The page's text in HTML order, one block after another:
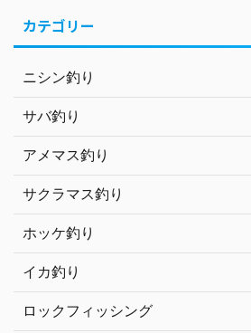
カテゴリー
ニシン釣り
サバ釣り
アメマス釣り
サクラマス釣り
ホッケ釣り
イカ釣り
ロックフィッシング